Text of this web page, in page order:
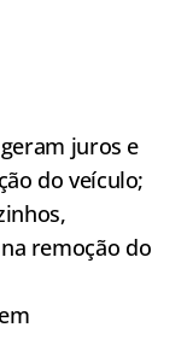
juros e
do veículo;
remoção do